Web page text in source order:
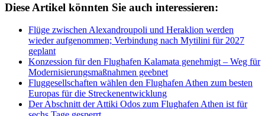
Diese Artikel könnten Sie auch interessieren:
Flüge zwischen Alexandroupoli und Heraklion werden
wieder aufgenommen; Verbindung nach Mytilini für 2027
geplant
Konzession für den Flughafen Kalamata genehmigt – Weg für
Modernisierungsmaßnahmen geebnet
Fluggesellschaften wählen den Flughafen Athen zum besten
Europas für die Streckenentwicklung
Der Abschnitt der Attiki Odos zum Flughafen Athen ist für